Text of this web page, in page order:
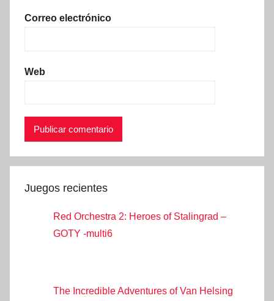
Correo electrónico
Web
Juegos recientes
Red Orchestra 2: Heroes of Stalingrad –
GOTY -multi6
The Incredible Adventures of Van Helsing